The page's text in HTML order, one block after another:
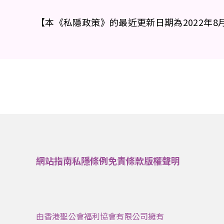
【本《私隱政策》的最近更新日期為2022年8
網站指南私隱條例免責條款版權聲明
由香港聖公會福利協會有限公司擁有